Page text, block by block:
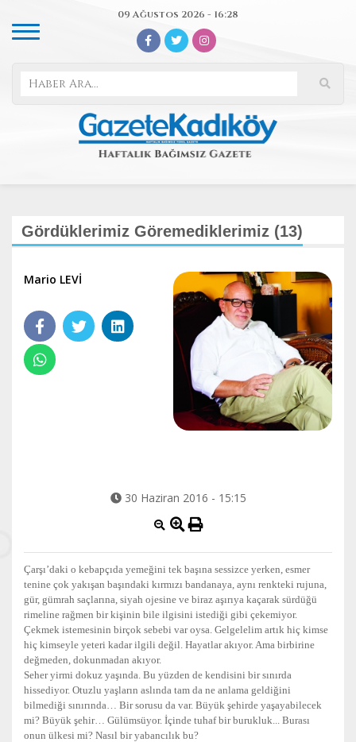
09 Ağustos 2026 - 16:28
Gördüklerimiz Göremediklerimiz (13)
Mario LEVİ
30 Haziran 2016 - 15:15
Çarşı’daki o kebapçıda yemeğini tek başına sessizce yerken, esmer
tenine çok yakışan başındaki kırmızı bandanaya, aynı renkteki rujuna,
gür, gümrah saçlarına, siyah ojesine ve biraz aşırıya kaçarak sürdüğü
rimeline rağmen bir kişinin bile ilgisini istediği gibi çekemiyor.
Çekmek istemesinin birçok sebebi var oysa. Gelgelelim artık hiç kimse
hiç kimseyle yeteri kadar ilgili değil. Hayatlar akıyor. Ama birbirine
değmeden, dokunmadan akıyor.
Seher yirmi dokuz yaşında. Bu yüzden de kendisini bir sınırda
hissediyor. Otuzlu yaşların aslında tam da ne anlama geldiğini
bilmediği sınırında… Bir sorusu da var. Büyük şehirde yaşayabilecek
mi? Büyük şehir… Gülümsüyor. İçinde tuhaf bir burukluk... Burası
onun ülkesi mi? Nasıl bir yabancılık bu?